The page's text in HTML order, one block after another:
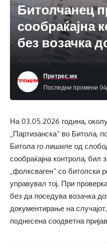
Битолчанец
сообраќајна
без возачка
Последни промени 04/
Претрес.мк
На 03.05.2026 година,
„Партизанска“ во
Битола го лишиле од
сообраќајна контрола, бил
„фолксваген“ со битолски
управувал тој. При
без да поседува возачка
документирање на
поднесена соодветна